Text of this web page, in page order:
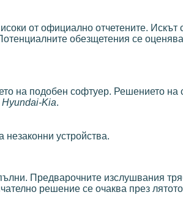
от официално отчетените. Искът
обезщетения се
на подобен софтуер. Решението на
Hyundai-Kia.
незаконни устройства.
Предварочните изслушвания
решение се очаква през